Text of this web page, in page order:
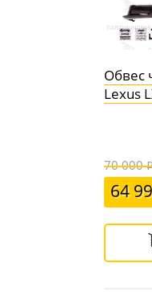
Обвес
Lexus
70 000
64